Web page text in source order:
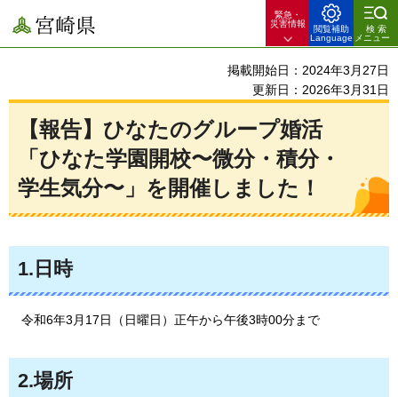
宮崎県
緊急・
災害情報
閲覧補助
Language
検索
メニュー
掲載開始日：2024年3月27日
更新日：2026年3月31日
【報告】ひなたのグループ婚活
「ひなた学園開校〜微分・積分・
学生気分〜」を開催しました！
1.日時
令和6年3月17日（日曜日）正午から午後3時00分まで
2.場所